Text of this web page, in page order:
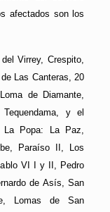
afectados son los
Virrey, Crespito,
Las Canteras, 20
de Diamante,
y el
La Popa: La Paz,
Paraíso II, Los
VI I y II, Pedro
de Asís, San
Lomas de San